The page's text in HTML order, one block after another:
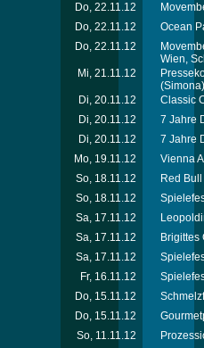
Do, 22.11.12
Do, 22.11.12
Ocean
Do, 22.11.12
Wien,
Mi, 21.11.12
(Simona)
Di, 20.11.12
Classic
Di, 20.11.12
7 Jahre
Di, 20.11.12
7 Jahre
Mo, 19.11.12
Vienna
So, 18.11.12
Red
So, 18.11.12
Sa, 17.11.12
Sa, 17.11.12
Brigittes
Sa, 17.11.12
Fr, 16.11.12
Do, 15.11.12
Do, 15.11.12
So, 11.11.12